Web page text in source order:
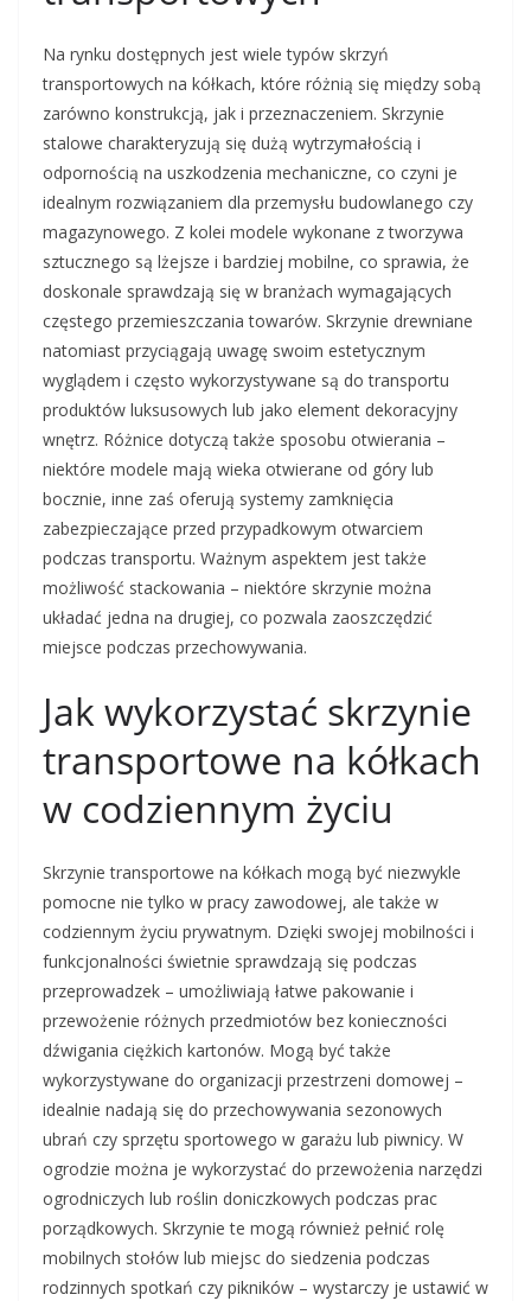
Na rynku dostępnych jest wiele typów skrzyń
transportowych na kółkach, które różnią się między sobą
zarówno konstrukcją, jak i przeznaczeniem. Skrzynie
stalowe charakteryzują się dużą wytrzymałością i
odpornością na uszkodzenia mechaniczne, co czyni je
idealnym rozwiązaniem dla przemysłu budowlanego czy
magazynowego. Z kolei modele wykonane z tworzywa
sztucznego są lżejsze i bardziej mobilne, co sprawia, że
doskonale sprawdzają się w branżach wymagających
częstego przemieszczania towarów. Skrzynie drewniane
natomiast przyciągają uwagę swoim estetycznym
wyglądem i często wykorzystywane są do transportu
produktów luksusowych lub jako element dekoracyjny
wnętrz. Różnice dotyczą także sposobu otwierania –
niektóre modele mają wieka otwierane od góry lub
bocznie, inne zaś oferują systemy zamknięcia
zabezpieczające przed przypadkowym otwarciem
podczas transportu. Ważnym aspektem jest także
możliwość stackowania – niektóre skrzynie można
układać jedna na drugiej, co pozwala zaoszczędzić
miejsce podczas przechowywania.
Jak wykorzystać skrzynie
transportowe na kółkach
w codziennym życiu
Skrzynie transportowe na kółkach mogą być niezwykle
pomocne nie tylko w pracy zawodowej, ale także w
codziennym życiu prywatnym. Dzięki swojej mobilności i
funkcjonalności świetnie sprawdzają się podczas
przeprowadzek – umożliwiają łatwe pakowanie i
przewożenie różnych przedmiotów bez konieczności
dźwigania ciężkich kartonów. Mogą być także
wykorzystywane do organizacji przestrzeni domowej –
idealnie nadają się do przechowywania sezonowych
ubrań czy sprzętu sportowego w garażu lub piwnicy. W
ogrodzie można je wykorzystać do przewożenia narzędzi
ogrodniczych lub roślin doniczkowych podczas prac
porządkowych. Skrzynie te mogą również pełnić rolę
mobilnych stołów lub miejsc do siedzenia podczas
rodzinnych spotkań czy pikników – wystarczy je ustawić w